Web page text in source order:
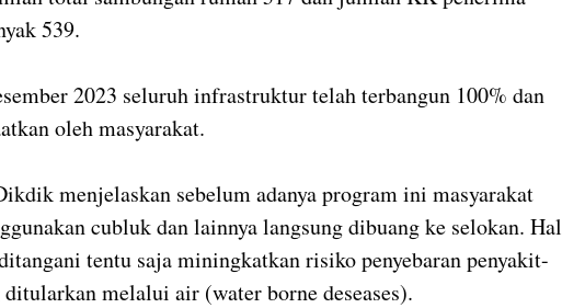
539.
2023 seluruh infrastruktur telah terbangun 100% dan
oleh masyarakat.
menjelaskan sebelum adanya program ini masyarakat
cubluk dan lainnya langsung dibuang ke selokan. Hal
tentu saja miningkatkan risiko penyebaran penyakit-
melalui air (water borne deseases).